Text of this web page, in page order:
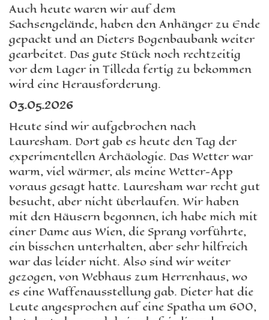
Auch heute waren wir auf dem
Sachsengelände, haben den Anhänger zu Ende
gepackt und an Dieters Bogenbaubank weiter
gearbeitet. Das gute Stück noch rechtzeitig
vor dem Lager in Tilleda fertig zu bekommen
wird eine Herausforderung.
03.05.2026
Heute sind wir aufgebrochen nach
Lauresham. Dort gab es heute den Tag der
experimentellen Archäologie. Das Wetter war
warm, viel wärmer, als meine Wetter-App
voraus gesagt hatte. Lauresham war recht gut
besucht, aber nicht überlaufen. Wir haben
mit den Häusern begonnen, ich habe mich mit
einer Dame aus Wien, die Sprang vorführte,
ein bisschen unterhalten, aber sehr hilfreich
war das leider nicht. Also sind wir weiter
gezogen, von Webhaus zum Herrenhaus, wo
es eine Waffenausstellung gab. Dieter hat die
Leute angesprochen auf eine Spatha um 600,